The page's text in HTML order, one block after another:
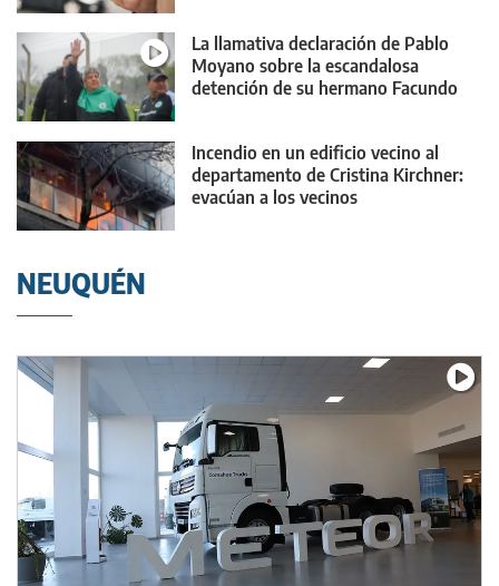
La llamativa declaración de Pablo
Moyano sobre la escandalosa
detención de su hermano Facundo
Incendio en un edificio vecino al
departamento de Cristina Kirchner:
evacúan a los vecinos
NEUQUÉN